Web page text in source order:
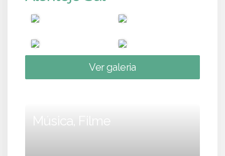
Ver galeria
Música, Filme